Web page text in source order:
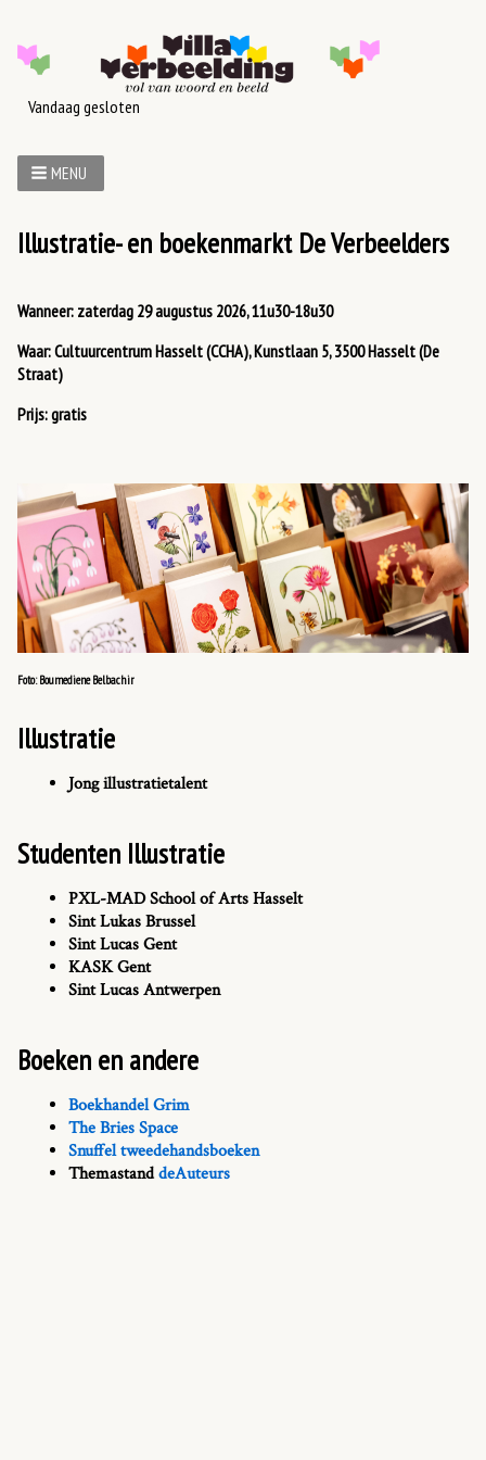
Vandaag gesloten
MENU
Illustratie- en boekenmarkt De Verbeelders
Wanneer: zaterdag 29 augustus 2026, 11u30-18u30
Waar:Cultuurcentrum Hasselt (CCHA), Kunstlaan 5, 3500 Hasselt (De
Straat)
Prijs:gratis
Foto: Boumediene Belbachir
Illustratie
Jong illustratietalent
Studenten Illustratie
PXL-MAD School of Arts Hasselt
Sint Lukas Brussel
Sint Lucas Gent
KASK Gent
Sint Lucas Antwerpen
Boeken en andere
Boekhandel Grim
The Bries Space
Snuffel tweedehandsboeken
ThemastanddeAuteurs